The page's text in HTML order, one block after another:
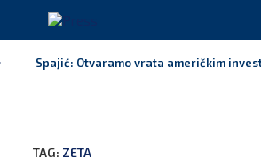
Spajić: Otvaramo vrata američkim
TAG: ZETA